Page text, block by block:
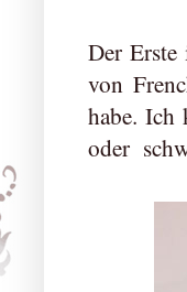
Der
von
habe. Ich
oder